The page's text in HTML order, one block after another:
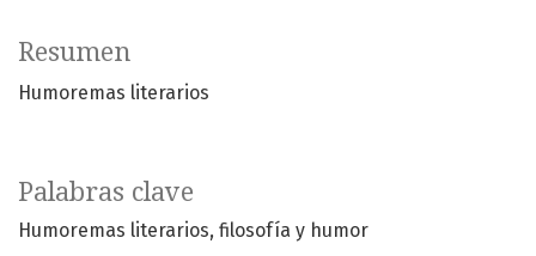
Palabras clave
Humoremas literarios filosofía y humor
Resumen
Humoremas literarios